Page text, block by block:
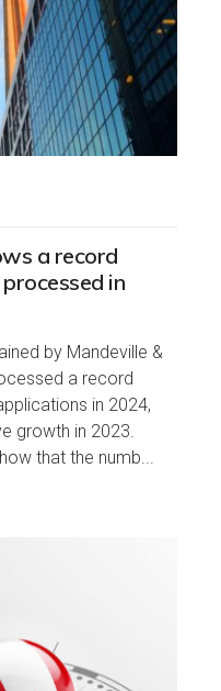
a record
in
by Mandeville &
a record
in 2024,
growth in 2023.
that the numb...